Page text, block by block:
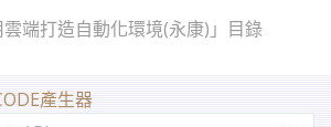
雲端打造自動化環境(永康)」目錄
產生器